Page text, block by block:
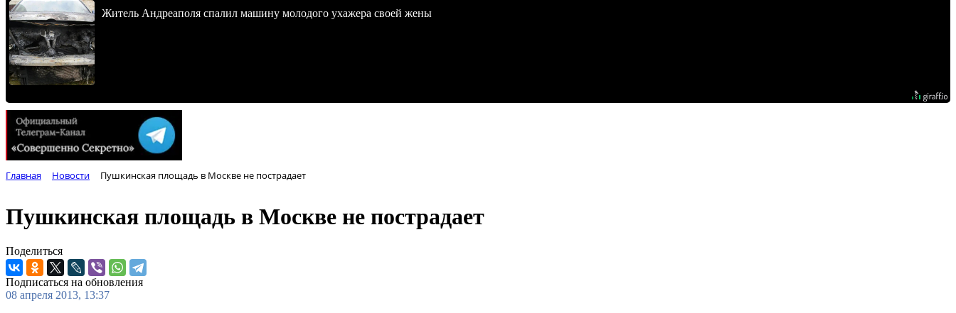
Житель Андреаполя спалил машину молодого ухажера своей жены
Главная Новости Пушкинская площадь в Москве не пострадает
Пушкинская площадь в Москве не пострадает
Поделиться
Подписаться на обновления
08 апреля 2013, 13:37